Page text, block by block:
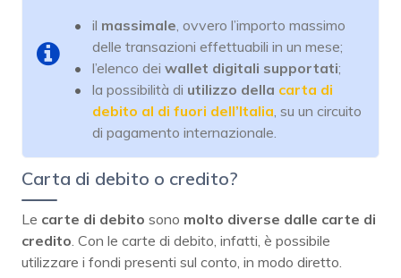
il massimale , ovvero l’importo massimo
delle transazioni effettuabili in un mese;
l’elenco dei wallet digitali supportati;
la possibilità di utilizzo della carta di
debito al di fuori dell’Italia , su un circuito
di pagamento internazionale.
Carta di debito o credito?
Le carte di debito sono molto diverse dalle carte di
credito . Con le carte di debito, infatti, è possibile
utilizzare i fondi presenti sul conto, in modo diretto.